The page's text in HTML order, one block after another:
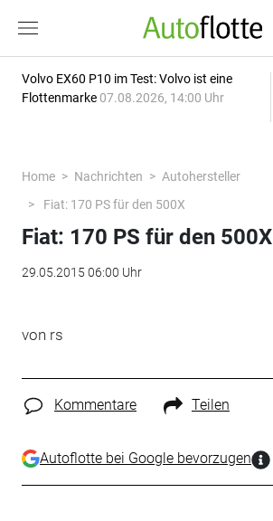
Volvo EX60 P10 im Test: Volvo ist eine
Flottenmarke 07.08.2026, 14:00 Uhr
Home Nachrichten
Autohersteller
Fiat: 170 PS für den 500X
Fiat: 170 PS für den 500X
29.05.2015 06:00 Uhr
von rs
Kommentare Teilen
Autoflotte bei Google bevorzugen